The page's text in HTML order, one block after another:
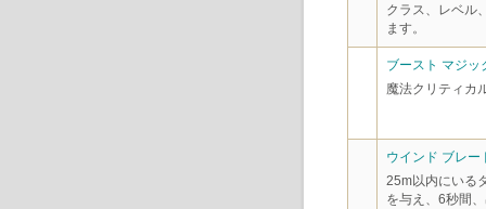
クラス、レベル
ます。
ブースト マジッ
魔法クリティカ
ウインド ブレー
25m以内にいる
を与え、6秒間